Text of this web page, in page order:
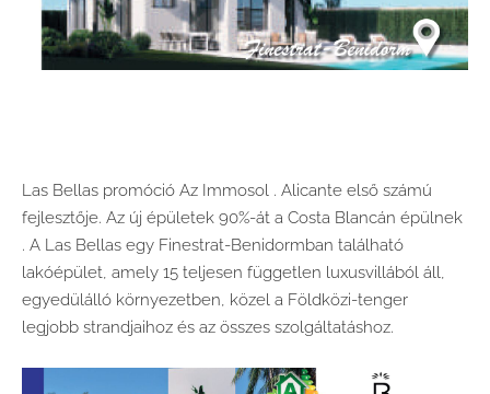
Las Bellas promóció Az Immosol . Alicante első számú
fejlesztője. Az új épületek 90%-át a Costa Blancán épülnek
. A Las Bellas egy Finestrat-Benidormban található
lakóépület, amely 15 teljesen független luxusvillából áll,
egyedülálló környezetben, közel a Földközi-tenger
legjobb strandjaihoz és az összes szolgáltatáshoz.